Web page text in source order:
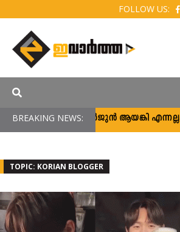
FOLLOW US:
BREAKING NEWS:അര്‍ജുന്‍ ആയങ്കി എന്നല്ല,
TOPIC: KORIAN BLOGGER